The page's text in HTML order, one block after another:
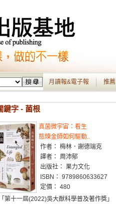
月讀報&電子報 推
鍵字 - 菌根
真菌微宇宙：看生
態煉金師如何驅動..
作者： 梅林．謝德瑞克
譯者： 周沛郁
出版社： 果力文化
ISBN： 9789860633627
定價： 480
第十一屆(2022)吳大猷科學普及著作獎」